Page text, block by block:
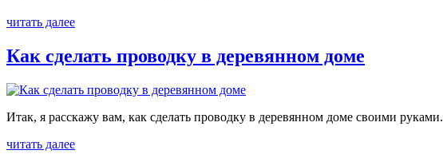
читать далее
Как сделать проводку в деревянном доме
Итак, я расскажу вам, как сделать проводку в деревянном доме своими руками.
читать далее